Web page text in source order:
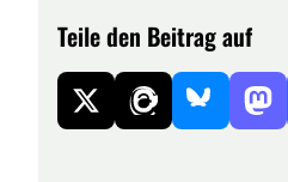
Teile den Beitrag auf